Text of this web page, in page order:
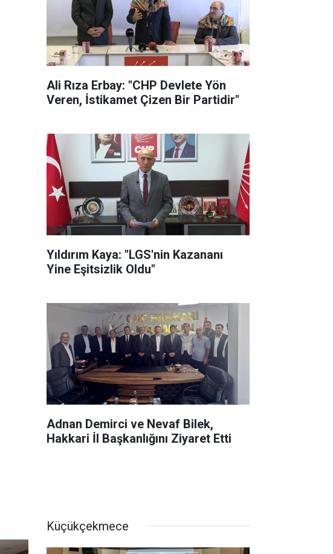
Ali Rıza Erbay: "CHP Devlete Yön
Veren, İstikamet Çizen Bir Partidir"
Yıldırım Kaya: "LGS'nin Kazananı
Yine Eşitsizlik Oldu"
Adnan Demirci ve Nevaf Bilek,
Hakkari İl Başkanlığını Ziyaret Etti
Küçükçekmece